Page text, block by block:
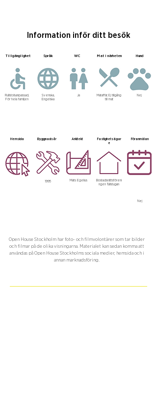
Information inför ditt besök
Tillgänglighet Språk WC Mat i närheten Hund
Rullstolsanpassad,
För hela familjen
Svenska,
Engelska
Ja
Mataffär, Ej tillgång
till mat
Nej
Hemsida Byggnadsår
1995
Arkitekt
Mats Egelius
Fastighetsägar
e
Bostadsrättsföreni
ngen Tullstugan
Föranmälan
Nej
Open House Stockholm har foto- och filmvolontärer som tar bilder
och filmar på de olika visningarna. Materialet kan sedan komma att
användas på Open House Stockholms sociala medier, hemsida och i
annan marknadsföring.